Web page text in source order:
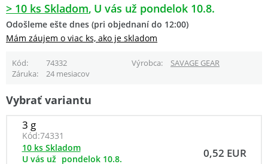
> 10 ks Skladom U vás už pondelok 10.8.
Odošleme ešte dnes (pri objednaní do 12:00)
Mám záujem o viac ks, ako je skladom
Kód 74332 Výrobca
SAVAGE GEAR
Záruka
24 mesiacov
Vybrať variantu
3 g
Kód:74331
0,52 EUR
10 ks Skladom
U vás už pondelok 10.8.